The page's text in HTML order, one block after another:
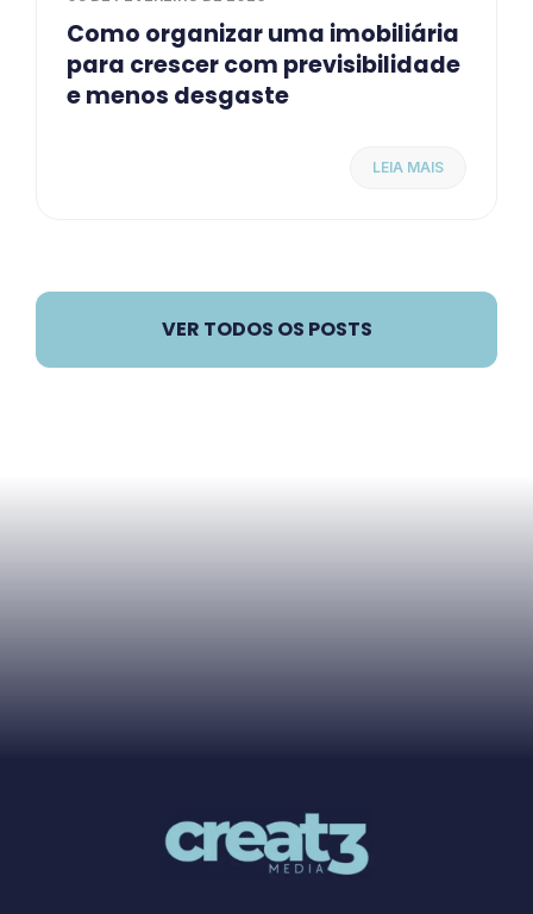
Como organizar uma imobiliária
para crescer com previsibilidade
e menos desgaste
LEIA MAIS
VER TODOS OS POSTS